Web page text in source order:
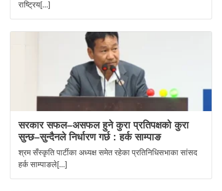
राष्ट्रिय[...]
सरकार सफल–असफल हुने कुरा प्रतिपक्षको कुरा
सुन्छ–सुन्दैनले निर्धारण गर्छ : हर्क साम्पाङ
श्रम सँस्कृति पार्टीका अध्यक्ष समेत रहेका प्रतिनिधिसभाका सांसद
हर्क साम्पाङले[...]